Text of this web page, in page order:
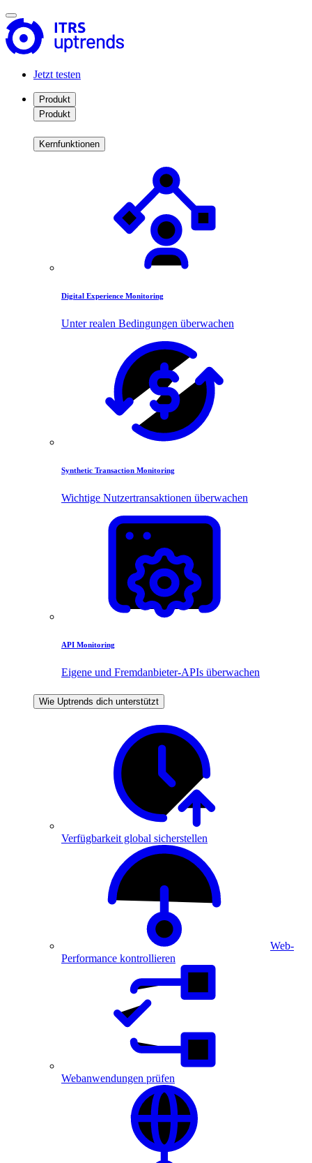
Jetzt testen
Produkt
Produkt
Kernfunktionen
Digital Experience Monitoring
Unter realen Bedingungen überwachen
Synthetic Transaction Monitoring
Wichtige Nutzertransaktionen überwachen
API Monitoring
Eigene und Fremdanbieter-APIs überwachen
Wie Uptrends dich unterstützt
Verfügbarkeit global sicherstellen
Web-
Performance kontrollieren
Webanwendungen prüfen